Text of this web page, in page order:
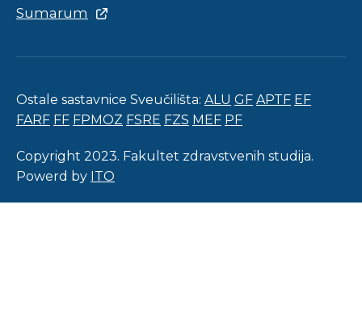
Sumarum
Ostale sastavnice Sveučilišta: ALU GF APTF EF
FARF FF FPMOZ FSRE FZS MEF PF
Copyright 2023. Fakultet zdravstvenih studija.
Powerd by ITO